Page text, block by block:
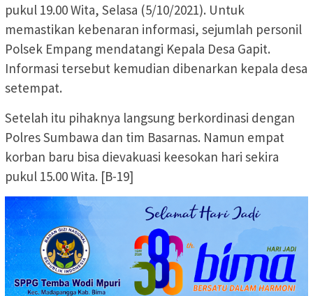
pukul 19.00 Wita, Selasa (5/10/2021). Untuk
memastikan kebenaran informasi, sejumlah personil
Polsek Empang mendatangi Kepala Desa Gapit.
Informasi tersebut kemudian dibenarkan kepala desa
setempat.
Setelah itu pihaknya langsung berkordinasi dengan
Polres Sumbawa dan tim Basarnas. Namun empat
korban baru bisa dievakuasi keesokan hari sekira
pukul 15.00 Wita. [B-19]